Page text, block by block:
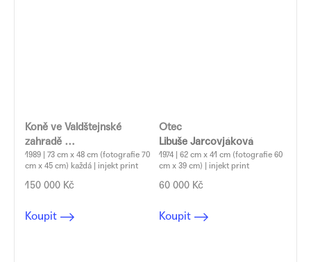
Koně ve Valdštejnské
zahradě
Libuše Jarcovjáková
1989 | 73 cm x 48 cm (fotografie 70
cm x 45 cm) každá | injekt print
150 000 Kč
Koupit
Otec
Libuše Jarcovjáková
1974 | 62 cm x 41 cm (fotografie 60
cm x 39 cm) | injekt print
60 000 Kč
Koupit